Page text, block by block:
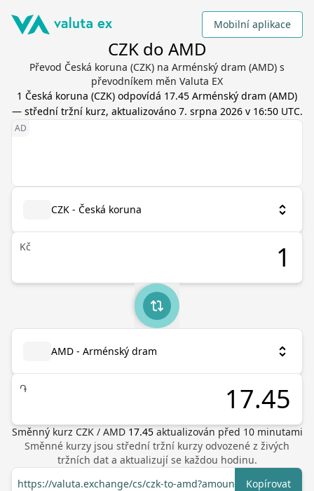
Mobilní aplikace
CZK do AMD
Převod Česká koruna (CZK) na Arménský dram (AMD) s
převodníkem měn Valuta EX
1 Česká koruna (CZK) odpovídá 17.45 Arménský dram (AMD)
— střední tržní kurz, aktualizováno 7. srpna 2026 v 16:50 UTC.
CZK - Česká koruna
Kč
AMD - Arménský dram
֏
Směnný kurz CZK/ AMD 17.45 aktualizován před 10minutami
Směnné kurzy jsou střední tržní kurzy odvozené z živých
tržních dat a aktualizují se každou hodinu.
https://valuta.exchange/cs/czk-to-amd?amount=1Kopírovat